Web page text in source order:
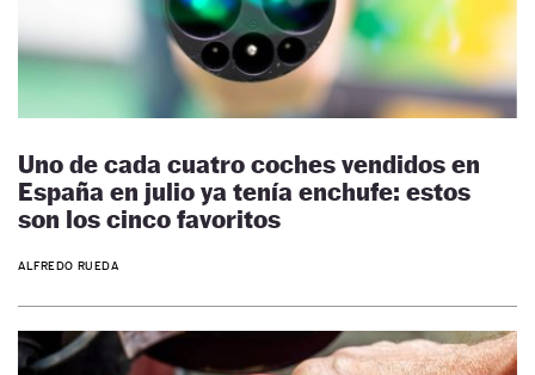
Uno de cada cuatro coches vendidos en
España en julio ya tenía enchufe: estos
son los cinco favoritos
ALFREDO RUEDA